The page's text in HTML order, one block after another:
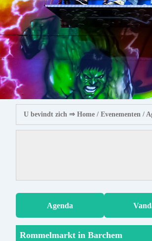
U bevindt zich ⇒ Home / Evenementen /
Agenda
Rommelmarkt in Barchem